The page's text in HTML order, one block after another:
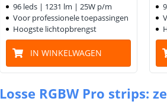
96 leds | 1231 lm | 25W p/m
Voor professionele toepassingen
Hoogste lichtopbrengst
IN WINKELWAGEN
Losse RGBW Pro strips: